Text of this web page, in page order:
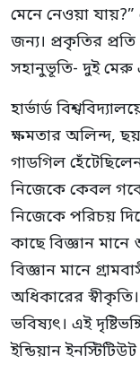
মেনে নেওয়া
জন্য। প্রকৃতির
সহানুভূতি- দুই মেরু
হার্ভার্ড
ক্ষমতার অলিন্দ,
গাডগিল
নিজেকে কেবল
নিজেকে পরিচয়
কাছে বিজ্ঞান
বিজ্ঞান মানে
অধিকারের
ভবিষ্যৎ। এই
ইন্ডিয়ান